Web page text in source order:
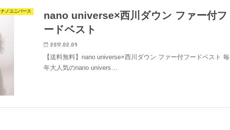
ナノユニバース
nano universe×西川ダウン ファー付フ
ードベスト
2017.02.09
【送料無料】nano universe×西川ダウン ファー付フードベスト 毎
年大人気のnano univers…